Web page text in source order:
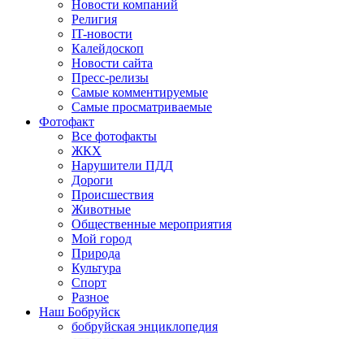
Новости компаний
Религия
IT-новости
Калейдоскоп
Новости сайта
Пресс-релизы
Самые комментируемые
Самые просматриваемые
Фотофакт
Все фотофакты
ЖКХ
Нарушители ПДД
Дороги
Происшествия
Животные
Общественные мероприятия
Мой город
Природа
Культура
Спорт
Разное
Наш Бобруйск
бобруйская энциклопедия